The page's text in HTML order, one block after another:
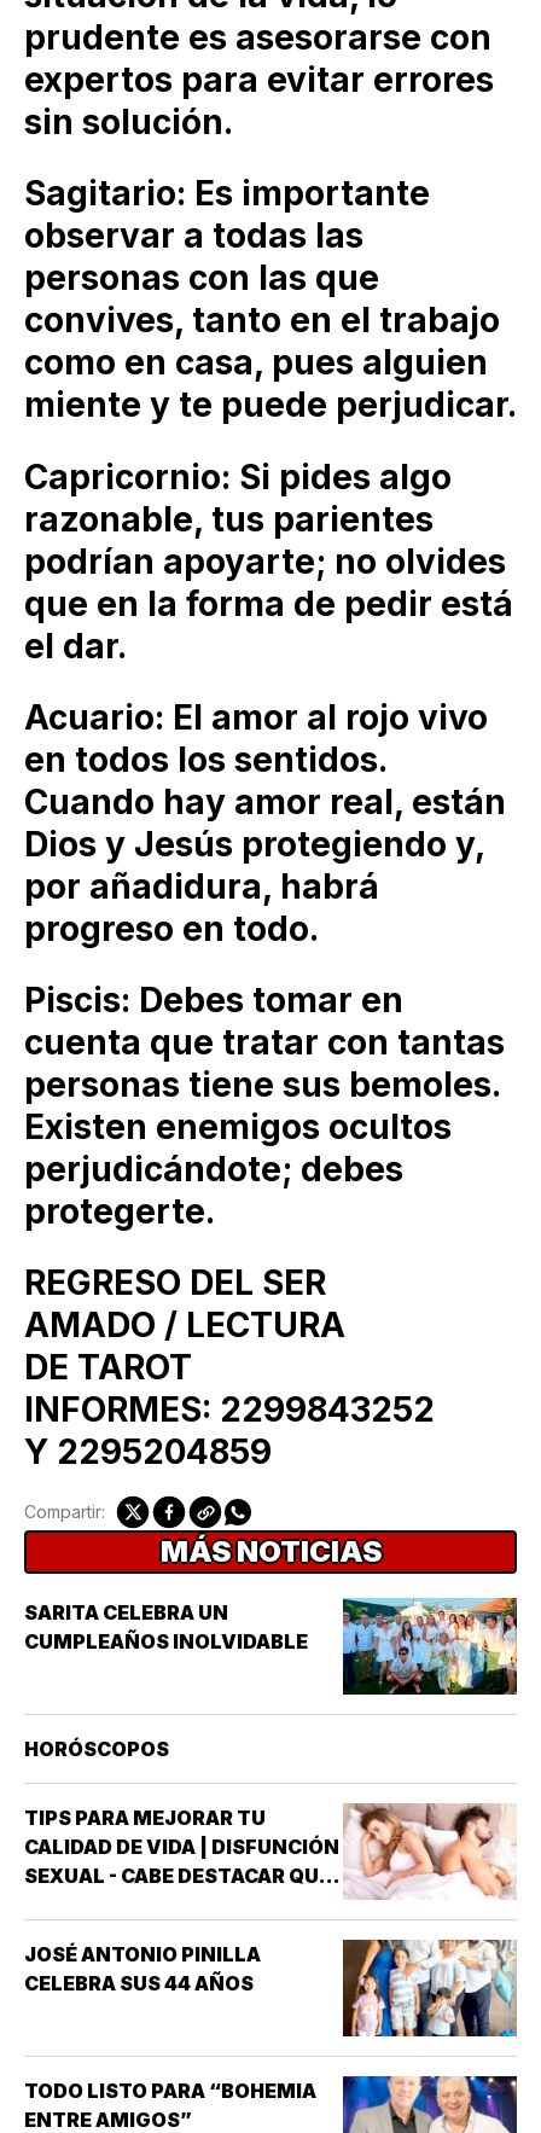
prudente es asesorarse con
expertos para evitar errores
sin solución.
Sagitario: Es importante
observar a todas las
personas con las que
convives, tanto en el trabajo
como en casa, pues alguien
miente y te puede perjudicar.
Capricornio: Si pides algo
razonable, tus parientes
podrían apoyarte; no olvides
que en la forma de pedir está
el dar.
Acuario: El amor al rojo vivo
en todos los sentidos.
Cuando hay amor real, están
Dios y Jesús protegiendo y,
por añadidura, habrá
progreso en todo.
Piscis: Debes tomar en
cuenta que tratar con tantas
personas tiene sus bemoles.
Existen enemigos ocultos
perjudicándote; debes
protegerte.
REGRESO DEL SER
AMADO / LECTURA
DE TAROT
INFORMES: 2299843252
Y 2295204859
Compartir:
MÁS NOTICIAS
SARITA CELEBRA UN
CUMPLEAÑOS INOLVIDABLE
HORÓSCOPOS
TIPS PARA MEJORAR TU
CALIDAD DE VIDA | DISFUNCIÓN
SEXUAL - CABE DESTACAR QUE
INTERÉS HA GENERADO PARA
LA INVESTIGACIÓN DE NUEVOS
(INCAPACIDAD DE ALCANZAR
Y/O MANTENER…
JOSÉ ANTONIO PINILLA
CELEBRA SUS 44 AÑOS
TODO LISTO PARA “BOHEMIA
ENTRE AMIGOS”